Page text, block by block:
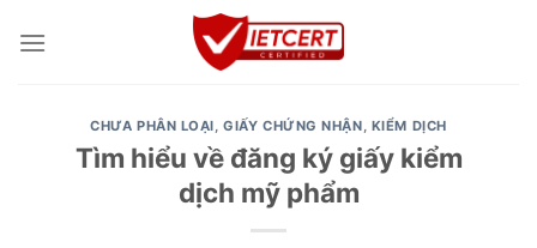
CHƯA PHÂN LOẠI,GIẤY CHỨNG NHẬN, KIỂM DỊCH
Tìm hiểu về đăng ký giấy kiểm
dịch mỹ phẩm